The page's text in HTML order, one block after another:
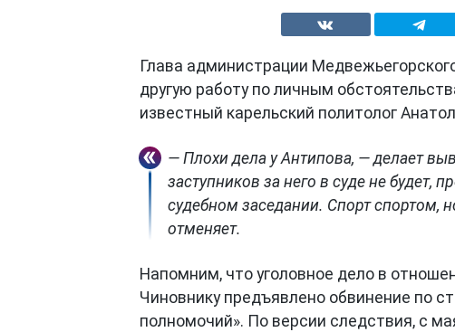
Глава администрации
другую работу по личным
известный карельский политолог
— Плохи дела у Антипова, — делает
заступников за него в суде не будет,
судебном заседании. Спорт спортом,
отменяет.
Напомним, что уголовное дело в
Чиновнику предъявлено обвинение по
полномочий». По версии следствия, с